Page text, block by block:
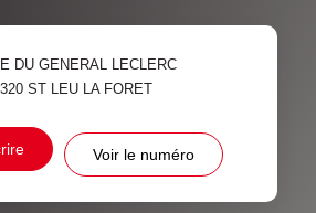
DU GENERAL LECLERC
ST LEU LA FORET
Voir le numéro